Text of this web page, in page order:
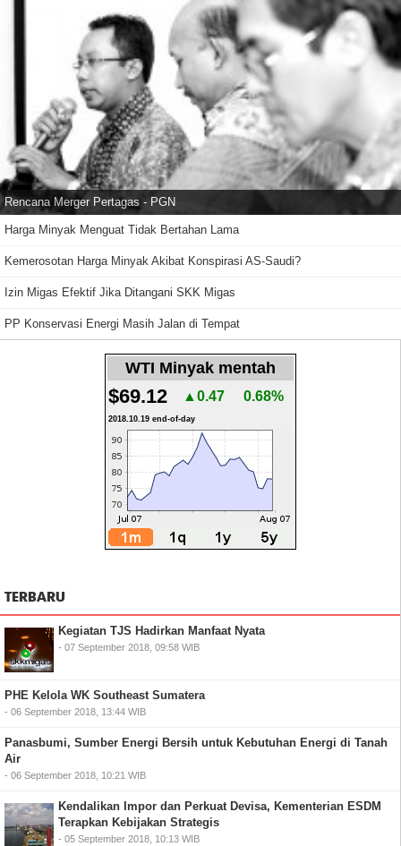
Rencana Merger Pertagas - PGN
Harga Minyak Menguat Tidak Bertahan Lama
Kemerosotan Harga Minyak Akibat Konspirasi AS-Saudi?
Izin Migas Efektif Jika Ditangani SKK Migas
PP Konservasi Energi Masih Jalan di Tempat
WTI Minyak mentah
$69.12 ▲0.47 0.68%
2018.10.19 end-of-day
TERBARU
Kegiatan TJS Hadirkan Manfaat Nyata
- 07 September 2018, 09:58 WIB
PHE Kelola WK Southeast Sumatera
- 06 September 2018, 13:44 WIB
Panasbumi, Sumber Energi Bersih untuk Kebutuhan Energi di Tanah
Air
- 06 September 2018, 10:21 WIB
Kendalikan Impor dan Perkuat Devisa, Kementerian ESDM
Terapkan Kebijakan Strategis
- 05 September 2018, 10:13 WIB